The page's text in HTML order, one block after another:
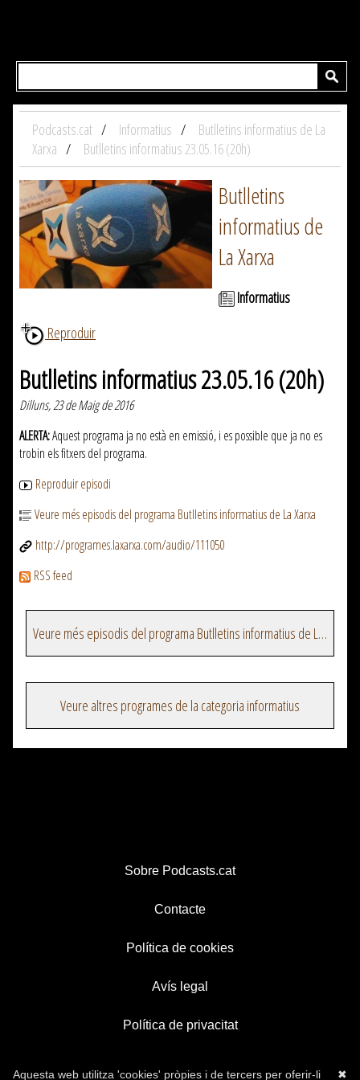
Podcasts.cat Informatius
Butlletins informatius de La
Xarxa
Butlletins informatius 23.05.16 (20h)
Butlletins
informatius de
La Xarxa
Informatius
Reproduir
Butlletins informatius 23.05.16 (20h)
Dilluns, 23 de Maig de 2016
ALERTA:Aquest programa ja no està en emissió, i es possible que ja no es
trobin els fitxers del programa.
Reproduir episodi
Veure més episodis del programa Butlletins informatius de La Xarxa
http://programes.laxarxa.com/audio/111050
RSS feed
Veure més episodis del programa Butlletins informatius de La Xarxa
Veure altres programes de la categoria informatius
Sobre Podcasts.cat
Contacte
Política de cookies
Avís legal
Política de privacitat
✖
Aquesta web utilitza 'cookies' pròpies i de tercers per oferir-li